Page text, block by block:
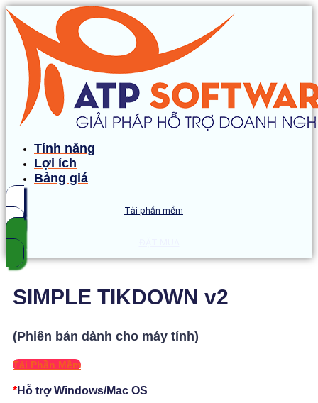
Tính năng
Lợi ích
Bảng giá
Tải phần mềm
SIMPLE TIKDOWN v2
(Phiên bản dành cho máy tính)
Tải Phần Mềm
*Hỗ trợ Windows/Mac OS